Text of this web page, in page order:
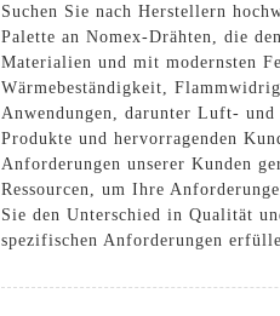
Suchen Sie nach Herstellern
Palette an Nomex-Drähten, die
Materialien und mit modernsten
Wärmebeständigkeit,
Anwendungen, darunter Luft-
Produkte und hervorragenden
Anforderungen unserer Kunden
Ressourcen, um Ihre
Sie den Unterschied in Qualität
spezifischen Anforderungen